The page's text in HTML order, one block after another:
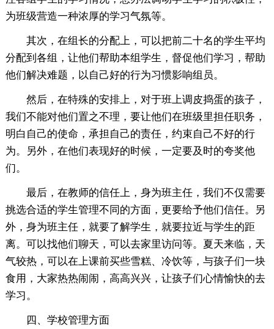
为班级营造一种浓厚的学习气氛等。
其次，在组长的分配上，可以把前二十名的学生平均
分配到各组，让他们帮助本组学生，督促他们学习，帮助
他们解决难题，以自己好的行为习惯影响组员。
然后，在特殊的安排上，对于班上调皮捣蛋的孩子，
我们不能对他们置之不理，要让他们在班级里担任职务，
明白自己的使命，承担自己的责任，约束自己不好的行
为。另外，在他们表现好的时候，一定要及时的夸奖他
们。
最后，在教师的信任上，身为班主任，我们不仅需要
挑选合适的学生管理不同的方面，更要给予他们信任。另
外，身为班主任，就要了解学生，就要拉近与学生的距
离。可以找他们聊天，可以去家里访问等。夏天来临，天
气较热，可以在上课前买些雪糕、冷饮等，与孩子们一块
食用，大家热热闹闹，高高兴兴，让孩子们心情愉快的去
学习。
四、学校管理方面